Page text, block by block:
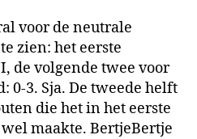
voor de neutrale
zien: het eerste
de volgende twee voor
0-3. Sja. De tweede helft
die het in het eerste
maakte. BertjeBertje